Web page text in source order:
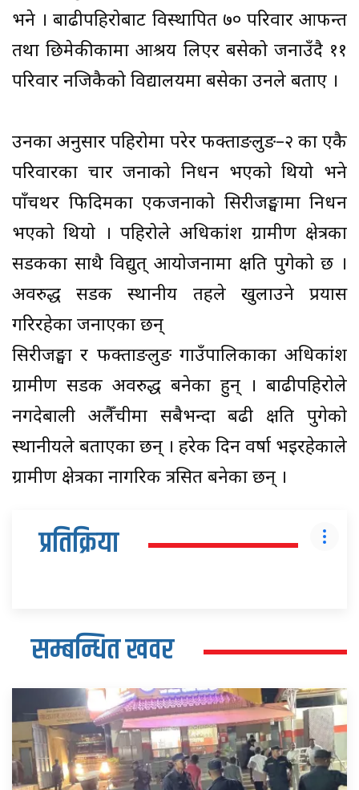
भने । बाढीपहिरोबाट विस्थापित ७० परिवार आफन्त
तथा छिमेकीकामा आश्रय लिएर बसेको जनाउँदै ११
परिवार नजिकैको विद्यालयमा बसेका उनले बताए ।
उनका अनुसार पहिरोमा परेर फक्ताङलुङ–२ का एकै
परिवारका चार जनाको निधन भएको थियो भने
पाँचथर फिदिमका एकजनाको सिरीजङ्घामा निधन
भएको थियो । पहिरोले अधिकांश ग्रामीण क्षेत्रका
सडकका साथै विद्युत् आयोजनामा क्षति पुगेको छ ।
अवरुद्ध सडक स्थानीय तहले खुलाउने प्रयास
गरिरहेका जनाएका छन्
सिरीजङ्घा र फक्ताङलुङ गाउँपालिकाका अधिकांश
ग्रामीण सडक अवरुद्ध बनेका हुन् । बाढीपहिरोले
नगदेबाली अलैँचीमा सबैभन्दा बढी क्षति पुगेको
स्थानीयले बताएका छन् । हरेक दिन वर्षा भइरहेकाले
ग्रामीण क्षेत्रका नागरिक त्रसित बनेका छन् ।
प्रतिक्रिया
सम्बन्धित खवर